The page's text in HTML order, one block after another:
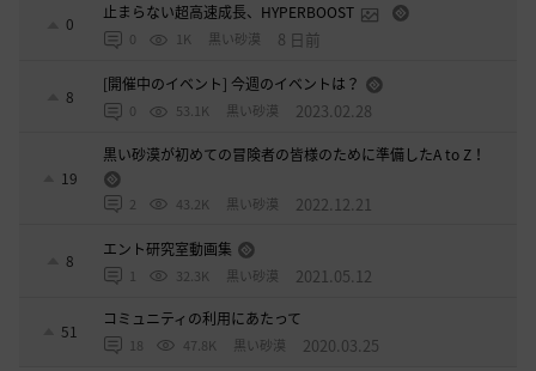
0
止まらない超高速成長、HYPERBOOST
0 1K 黒い砂漠 8 日前
8
[開催中のイベント] 今週のイベントは？
0 53.1K 黒い砂漠 2023.02.28
19
黒い砂漠が初めての冒険者の皆様のために準備したA to Z！
2 43.2K 黒い砂漠 2022.12.21
8
エント研究室動画集
1 32.3K 黒い砂漠 2021.05.12
51
コミュニティの利用にあたって
18 47.8K 黒い砂漠 2020.03.25